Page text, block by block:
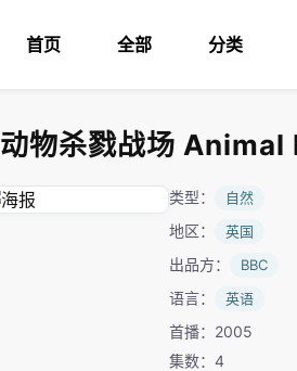
首页 全部 分类
动物杀戮战场
类型： 自然
地区： 英国
出品方： BBC
语言： 英语
首播：2005
集数：4